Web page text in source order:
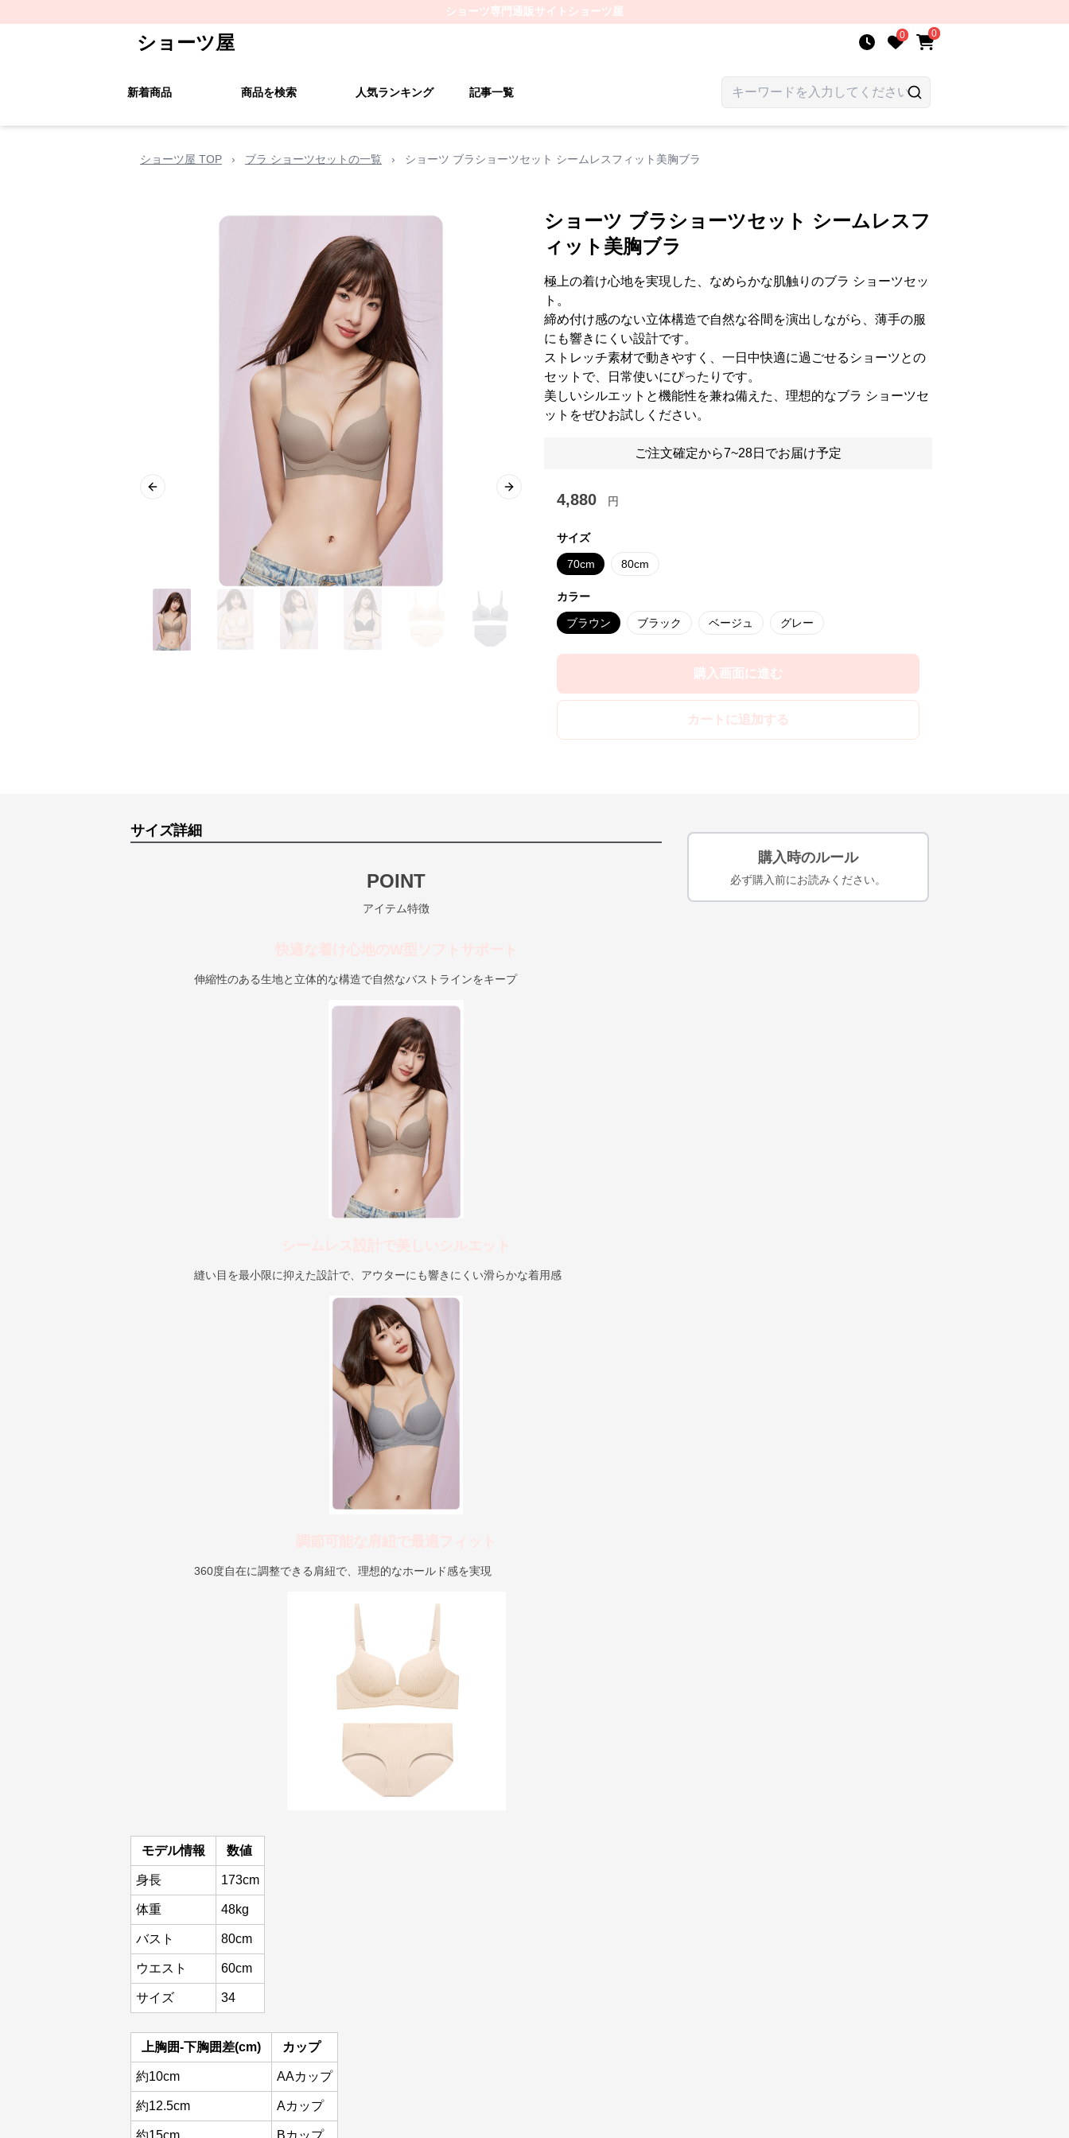
ショーツ専門通販サイト ショーツ屋
ショーツ屋 0 0
新着商品 商品を検索 人気ランキング 記事一覧
ショーツ屋 TOP › ブラ ショーツセットの一覧 › ショーツ ブラショーツセット シームレスフィット美胸ブラ
Previous slide Next slide
ショーツ ブラショーツセット シームレスフ
ィット美胸ブラ
極上の着け心地を実現した、なめらかな肌触りのブラ ショーツセッ
ト。
締め付け感のない立体構造で自然な谷間を演出しながら、薄手の服
にも響きにくい設計です。
ストレッチ素材で動きやすく、一日中快適に過ごせるショーツとの
セットで、日常使いにぴったりです。
美しいシルエットと機能性を兼ね備えた、理想的なブラ ショーツセ
ットをぜひお試しください。
ご注文確定から7~28日でお届け予定
4,880 円
サイズ
70cm 80cm
カラー
ブラウン ブラック ベージュ グレー
購入画面に進む
カートに追加する
サイズ詳細
POINT
アイテム特徴
伸縮性のある生地と立体的な構造で自然なバストラインをキープ
縫い目を最小限に抑えた設計で、アウターにも響きにくい滑らかな着用感
360度自在に調整できる肩紐で、理想的なホールド感を実現
モデル情報 数値
身長 173cm
体重 48kg
バスト 80cm
ウエスト 60cm
サイズ 34
上胸囲-下胸囲差(cm) カップ
約10cm AAカップ
約12.5cm Aカップ
約15cm Bカップ
購入時のルール
必ず購入前にお読みください。